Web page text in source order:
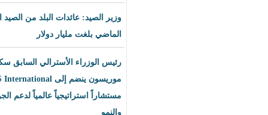
وزير الصيد: عائدات البلد من الصيد العام
الماضي بلغت مليار دولار
رئيس الوزراء الأسترالي السابق سكوت
موريسون ينضم إلى BLS International
مستشاراً استراتيجياً عالمياً لدعم الجودة